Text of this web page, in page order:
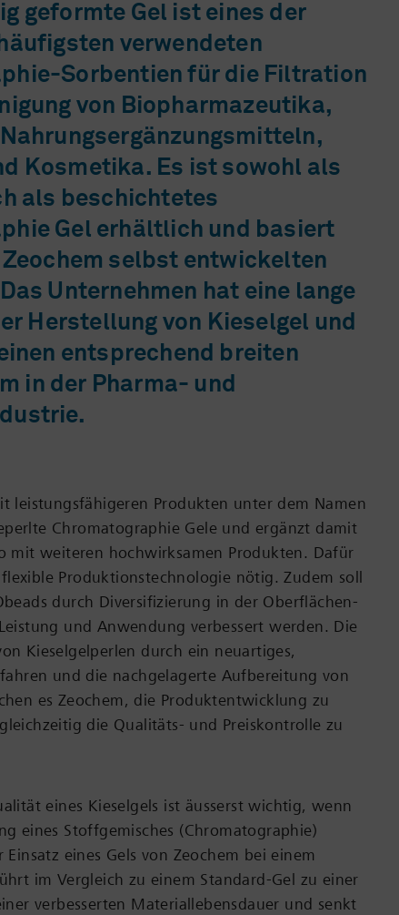
geformte Gel ist eines der
verwendeten
Sorbentien für die Filtration
von Biopharmazeutika,
Kosmetika. Es ist sowohl als
als beschichtetes
Gel erhältlich und basiert
Zeochem selbst entwickelten
Unternehmen hat eine lange
Herstellung von Kieselgel und
entsprechend breiten
in der Pharma- und
leistungsfähigeren Produkten unter dem Namen
Chromatographie Gele und ergänzt damit
mit weiteren hochwirksamen Produkten. Dafür
Produktionstechnologie nötig. Zudem soll
durch Diversifizierung in der Oberflächen-
und Anwendung verbessert werden. Die
Kieselgelperlen durch ein neuartiges,
und die nachgelagerte Aufbereitung von
es Zeochem, die Produktentwicklung zu
die Qualitäts- und Preiskontrolle zu
eines Kieselgels ist äusserst wichtig, wenn
eines Stoffgemisches (Chromatographie)
eines Gels von Zeochem bei einem
im Vergleich zu einem Standard-Gel zu einer
verbesserten Materiallebensdauer und senkt